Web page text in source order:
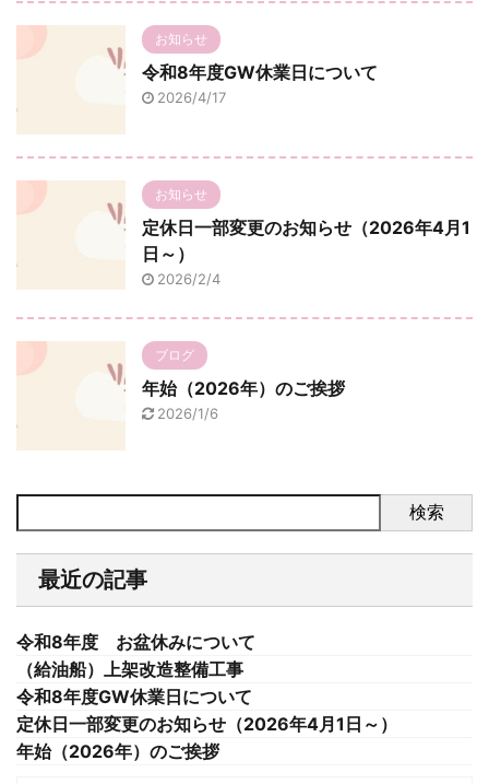
お知らせ
令和8年度GW休業日について
2026/4/17
お知らせ
定休日一部変更のお知らせ（2026年4月1
日～）
2026/2/4
ブログ
年始（2026年）のご挨拶
2026/1/6
検索
最近の記事
令和8年度 お盆休みについて
（給油船）上架改造整備工事
令和8年度GW休業日について
定休日一部変更のお知らせ（2026年4月1日～）
年始（2026年）のご挨拶